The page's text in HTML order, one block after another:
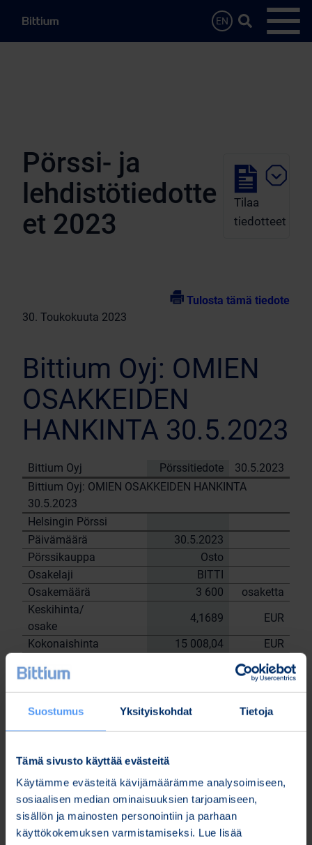
Suostumus Yksityiskohdat Tietoja
Tämä sivusto käyttää evästeitä
Käytämme evästeitä kävijämäärämme analysoimiseen,
sosiaalisen median ominaisuuksien tarjoamiseen,
sisällön ja mainosten personointiin ja parhaan
käyttökokemuksen varmistamiseksi. Lue lisää
EN
Hae…
Avaa
Pörssi- ja
lehdistötiedotte
et 2023
Tilaa
tiedotteet
Tulosta tämä tiedote
30. Toukokuuta 2023
Bittium Oyj: OMIEN
OSAKKEIDEN
HANKINTA 30.5.2023
Bittium Oyj Pörssitiedote
30.5.2023
Bittium Oyj: OMIEN OSAKKEIDEN HANKINTA
30.5.2023
Helsingin Pörssi
Päivämäärä
30.5.2023
Pörssikauppa
Osto
Osakelaji
BITTI
Osakemäärä
3 600
osaketta
Keskihinta/
osake
4,1689
EUR
Kokonaishinta
15 008,04
EUR
30.5.2023
tehtyjen kauppojen jälkeen: 28 338 kpl.
Bittium Oyj:n puolesta
Nordea Pankki Oyj
Janne Sarvikivi
Lisätietoja:
Kari Jokela
Lakiasiainjohtaja
Puh. 040 344 5258